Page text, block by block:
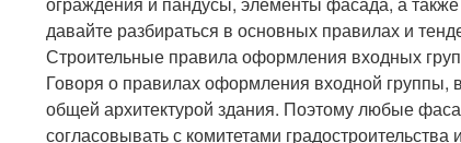
давайте разбираться в основных правилах и
Строительные правила оформления входных
Говоря о правилах оформления входной группы,
общей архитектурой здания. Поэтому любые
согласовывать с комитетами